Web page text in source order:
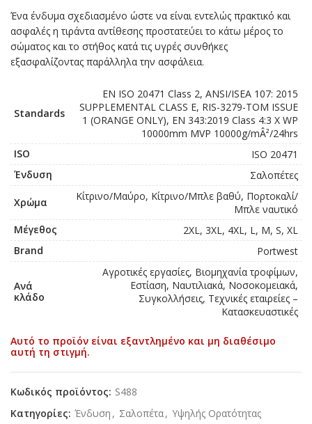
Ένα ένδυμα σχεδιασμένο ώστε να είναι εντελώς πρακτικό και
ασφαλές η τιράντα αντίθεσης προστατεύει το κάτω μέρος το
σώματος και το στήθος κατά τις υγρές συνθήκες
εξασφαλίζοντας παράλληλα την ασφάλεια.
Standards
EN ISO 20471 Class 2, ANSI/ISEA 107: 2015
SUPPLEMENTAL CLASS E, RIS-3279-TOM ISSUE
1 (ORANGE ONLY), EN 343:2019 Class 4:3 X WP
10000mm MVP 10000g/mÂ²/24hrs
ISO
ISO 20471
Ένδυση
Σαλοπέτες
Χρώμα
Κίτρινο/Μαύρο, Κίτρινο/Μπλε βαθύ, Πορτοκαλί/
Μπλε ναυτικό
Μέγεθος
2XL, 3XL, 4XL, L, M, S, XL
Brand
Portwest
Ανά
κλάδο
Αγροτικές εργασίες, Βιομηχανία τροφίμων,
Εστίαση, Ναυτιλιακά, Νοσοκομειακά,
Συγκολλήσεις, Τεχνικές εταιρείες –
Κατασκευαστικές
Αυτό το προϊόν είναι εξαντλημένο και μη διαθέσιμο
αυτή τη στιγμή.
Κωδικός προϊόντος: S488
Κατηγορίες: Ένδυση , Σαλοπέτα, Υψηλής Ορατότητας